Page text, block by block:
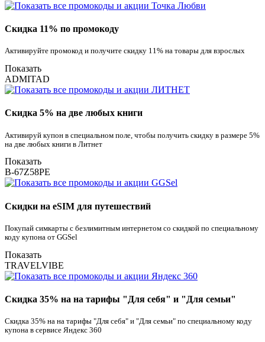
Скидка 11% по промокоду
Активируйте промокод и получите скидку 11% на товары для взрослых
Показать
ADMITAD
Скидка 5% на две любых книги
Активируй купон в специальном поле, чтобы получить скидку в размере 5%
на две любых книги в Литнет
Показать
B-67Z58PE
Скидки на eSIM для путешествий
Покупай симкарты с безлимитным интернетом со скидкой по специальному
коду купона от GGSel
Показать
TRAVELVIBE
Скидка 35% на на тарифы "Для себя" и "Для семьи"
Скидка 35% на на тарифы "Для себя" и "Для семьи" по специальному коду
купона в сервисе Яндекс 360